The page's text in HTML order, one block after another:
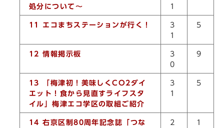
処分について～
1
11 エコまちステーションが行く！
3
1
5
12 情報掲示板
3
0
9
13 「梅津初！美味しくCO2ダイ
エット！食から見直すライフスタ
イル」梅津エコ学区の取組ご紹介
3
1
5
14 右京区制80周年記念誌「つな
2
1